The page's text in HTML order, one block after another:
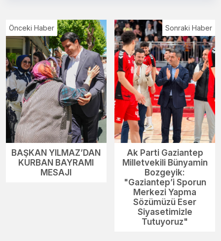
Önceki Haber
BAŞKAN YILMAZ’DAN
KURBAN BAYRAMI
MESAJI
Sonraki Haber
Ak Parti Gaziantep
Milletvekili Bünyamin
Bozgeyik:
"Gaziantep’i Sporun
Merkezi Yapma
Sözümüzü Eser
Siyasetimizle
Tutuyoruz"